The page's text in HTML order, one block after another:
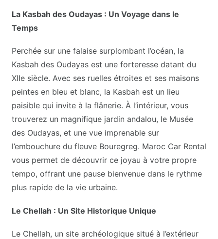
La Kasbah des Oudayas : Un Voyage dans le
Temps
Perchée sur une falaise surplombant l’océan, la
Kasbah des Oudayas est une forteresse datant du
XIIe siècle. Avec ses ruelles étroites et ses maisons
peintes en bleu et blanc, la Kasbah est un lieu
paisible qui invite à la flânerie. À l’intérieur, vous
trouverez un magnifique jardin andalou, le Musée
des Oudayas, et une vue imprenable sur
l’embouchure du fleuve Bouregreg. Maroc Car Rental
vous permet de découvrir ce joyau à votre propre
tempo, offrant une pause bienvenue dans le rythme
plus rapide de la vie urbaine.
Le Chellah : Un Site Historique Unique
Le Chellah, un site archéologique situé à l’extérieur